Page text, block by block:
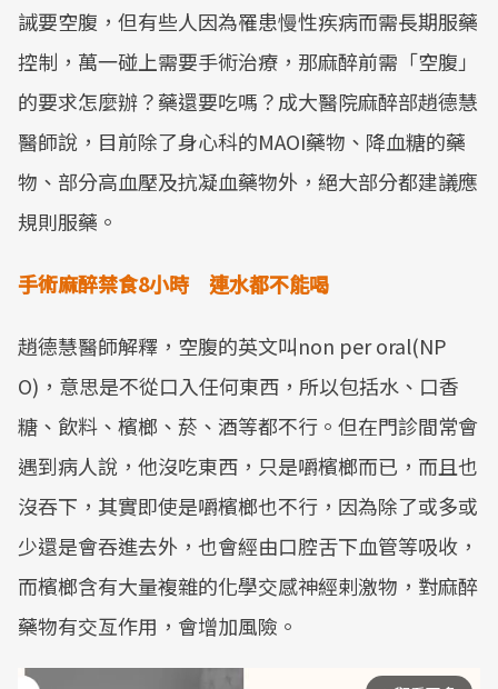
誡要空腹，但有些人因為罹患慢性疾病而需長期服藥
控制，萬一碰上需要手術治療，那麻醉前需「空腹」
的要求怎麼辦？藥還要吃嗎？成大醫院麻醉部趙德慧
醫師說，目前除了身心科的MAOI藥物、降血糖的藥
物、部分高血壓及抗凝血藥物外，絕大部分都建議應
規則服藥。
手術麻醉禁食8小時 連水都不能喝
趙德慧醫師解釋，空腹的英文叫non per oral(NP
O)，意思是不從口入任何東西，所以包括水、口香
糖、飲料、檳榔、菸、酒等都不行。但在門診間常會
遇到病人說，他沒吃東西，只是嚼檳榔而已，而且也
沒吞下，其實即使是嚼檳榔也不行，因為除了或多或
少還是會吞進去外，也會經由口腔舌下血管等吸收，
而檳榔含有大量複雜的化學交感神經剌激物，對麻醉
藥物有交亙作用，會增加風險。